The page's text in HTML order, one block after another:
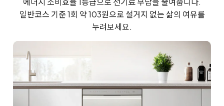
일반코스 기준 1회 약 103원으로 설거지 없는 삶의 여유를
누려보세요.